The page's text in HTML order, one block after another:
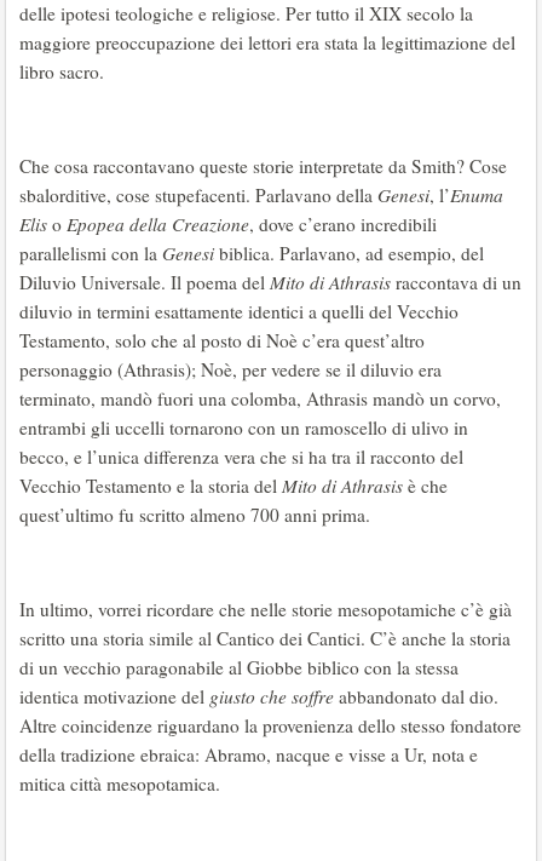
delle ipotesi teologiche e religiose. Per tutto il XIX secolo la
maggiore preoccupazione dei lettori era stata la legittimazione del
libro sacro.
Che cosa raccontavano queste storie interpretate da Smith? Cose
sbalorditive, cose stupefacenti. Parlavano della Genesi, l’Enuma
Elis o Epopea della Creazione, dove c’erano incredibili
parallelismi con la Genesi biblica. Parlavano, ad esempio, del
Diluvio Universale. Il poema del Mito di Athrasis raccontava di un
diluvio in termini esattamente identici a quelli del Vecchio
Testamento, solo che al posto di Noè c’era quest’altro
personaggio (Athrasis); Noè, per vedere se il diluvio era
terminato, mandò fuori una colomba, Athrasis mandò un corvo,
entrambi gli uccelli tornarono con un ramoscello di ulivo in
becco, e l’unica differenza vera che si ha tra il racconto del
Vecchio Testamento e la storia del Mito di Athrasis è che
quest’ultimo fu scritto almeno 700 anni prima.
In ultimo, vorrei ricordare che nelle storie mesopotamiche c’è già
scritto una storia simile al Cantico dei Cantici. C’è anche la storia
di un vecchio paragonabile al Giobbe biblico con la stessa
identica motivazione del giusto che soffre abbandonato dal dio.
Altre coincidenze riguardano la provenienza dello stesso fondatore
della tradizione ebraica: Abramo, nacque e visse a Ur, nota e
mitica città mesopotamica.